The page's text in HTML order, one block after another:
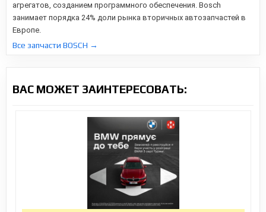
агрегатов, созданием программного обеспечения. Bosch
занимает порядка 24% доли рынка вторичных автозапчастей в
Европе.
Все запчасти BOSCH →
ВАС МОЖЕТ ЗАИНТЕРЕСОВАТЬ: